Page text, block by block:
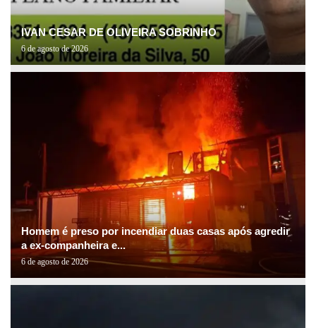
IVAN CESAR DE OLIVEIRA SOBRINHO
6 de agosto de 2026
Homem é preso por incendiar duas casas após agredir
a ex-companheira e...
6 de agosto de 2026